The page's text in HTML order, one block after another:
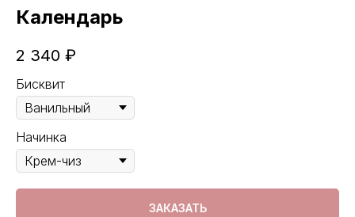
Календарь
2 340 ₽
Бисквит
Начинка
ЗАКАЗАТЬ